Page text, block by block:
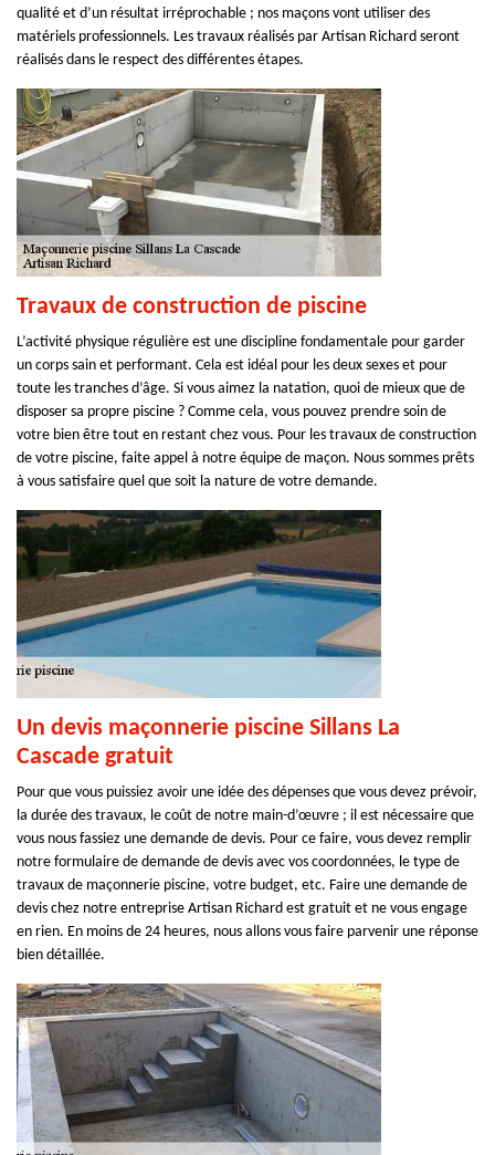
qualité et d’un résultat irréprochable ; nos maçons vont utiliser des
matériels professionnels. Les travaux réalisés par Artisan Richard seront
réalisés dans le respect des différentes étapes.
Travaux de construction de piscine
L’activité physique régulière est une discipline fondamentale pour garder
un corps sain et performant. Cela est idéal pour les deux sexes et pour
toute les tranches d’âge. Si vous aimez la natation, quoi de mieux que de
disposer sa propre piscine ? Comme cela, vous pouvez prendre soin de
votre bien être tout en restant chez vous. Pour les travaux de construction
de votre piscine, faite appel à notre équipe de maçon. Nous sommes prêts
à vous satisfaire quel que soit la nature de votre demande.
Un devis maçonnerie piscine Sillans La
Cascade gratuit
Pour que vous puissiez avoir une idée des dépenses que vous devez prévoir,
la durée des travaux, le coût de notre main-d’œuvre ; il est nécessaire que
vous nous fassiez une demande de devis. Pour ce faire, vous devez remplir
notre formulaire de demande de devis avec vos coordonnées, le type de
travaux de maçonnerie piscine, votre budget, etc. Faire une demande de
devis chez notre entreprise Artisan Richard est gratuit et ne vous engage
en rien. En moins de 24 heures, nous allons vous faire parvenir une réponse
bien détaillée.